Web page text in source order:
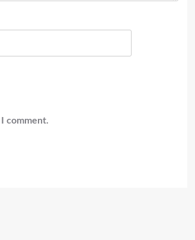
comment.